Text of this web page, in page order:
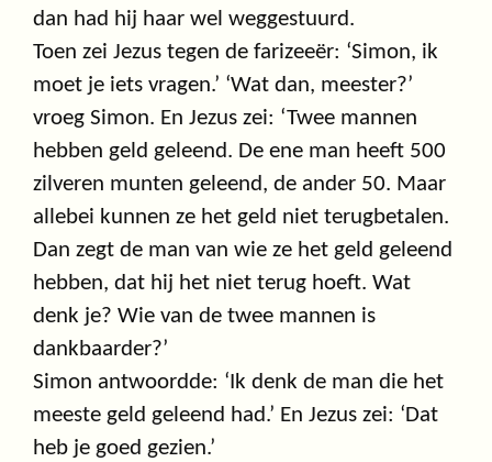
dan had hij haar wel weggestuurd.
Toen zei Jezus tegen de farizeeër: ‘Simon, ik
moet je iets vragen.’ ‘Wat dan, meester?’
vroeg Simon. En Jezus zei: ‘Twee mannen
hebben geld geleend. De ene man heeft 500
zilveren munten geleend, de ander 50. Maar
allebei kunnen ze het geld niet terugbetalen.
Dan zegt de man van wie ze het geld geleend
hebben, dat hij het niet terug hoeft. Wat
denk je? Wie van de twee mannen is
dankbaarder?’
Simon antwoordde: ‘Ik denk de man die het
meeste geld geleend had.’ En Jezus zei: ‘Dat
heb je goed gezien.’